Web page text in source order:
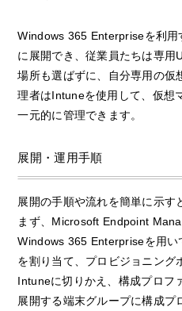
Windows 365 Enterpriseを利用
に展開でき、従業員たちは専用
場所も選ばずに、自分専用の仮
理者はIntuneを使用して、仮想
一元的に管理できます。
展開・運用手順
展開の手順や流れを簡単に示す
まず、Microsoft Endpoint
Windows 365 Enterpriseを用い
を割り当て、プロビジョニング
Intuneに切りかえ、構成プロフ
展開する端末グループに構成プ